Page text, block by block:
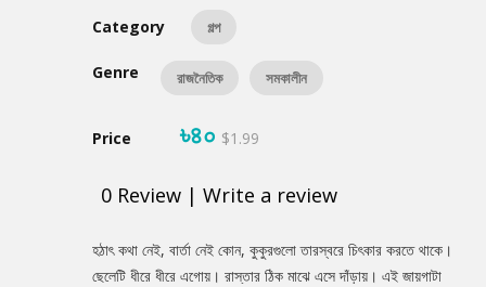
Category গল্প
Genre রাজনৈতিক সমকালীন
Price ৳৪০ $1.99
0 Review | Write a review
Product
Summery
হঠাৎ কথা নেই, বার্তা নেই কোন, কুকুরগুলো তারস্বরে চিৎকার করতে থাকে।
ছেলেটি ধীরে ধীরে এগোয়। রাস্তার ঠিক মাঝে এসে দাঁড়ায়। এই জায়গাটা